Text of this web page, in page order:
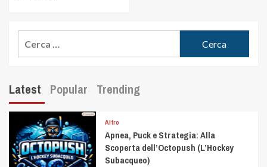
Latest Popular Trending
Altro
Apnea, Puck e Strategia: Alla
Scoperta dell’Octopush (L’Hockey
Subacqueo)